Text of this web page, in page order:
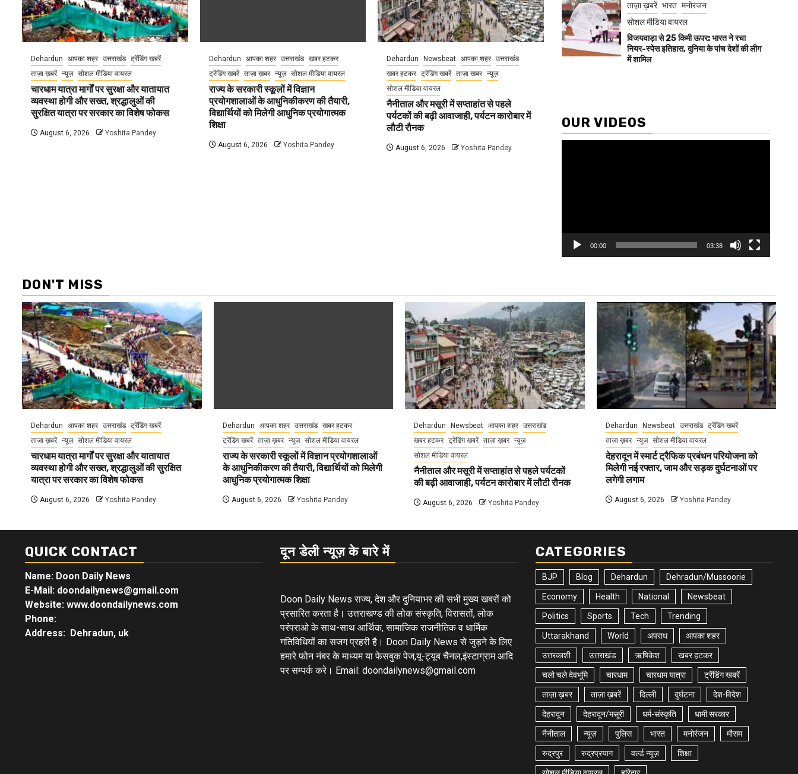
Dehardun आपका शहर उत्तराखंड ट्रेंडिंग खबरें
ताज़ा ख़बरें न्यूज़ सोशल मीडिया वायरल
चारधाम यात्रा मार्गों पर सुरक्षा और यातायात
व्यवस्था होगी और सख्त, श्रद्धालुओं की
सुरक्षित यात्रा पर सरकार का विशेष फोकस
August 6, 2026 Yoshita Pandey
Dehardun आपका शहर उत्तराखंड खबर हटकर
ट्रेंडिंग खबरें ताज़ा ख़बर न्यूज़ सोशल मीडिया वायरल
राज्य के सरकारी स्कूलों में विज्ञान
प्रयोगशालाओं के आधुनिकीकरण की तैयारी,
विद्यार्थियों को मिलेगी आधुनिक प्रयोगात्मक
शिक्षा
August 6, 2026 Yoshita Pandey
Dehardun Newsbeat आपका शहर उत्तराखंड
खबर हटकर ट्रेंडिंग खबरें ताज़ा ख़बर न्यूज़
सोशल मीडिया वायरल
नैनीताल और मसूरी में सप्ताहांत से पहले
पर्यटकों की बढ़ी आवाजाही, पर्यटन कारोबार में
लौटी रौनक
August 6, 2026 Yoshita Pandey
ताज़ा ख़बरें भारत मनोरंजन
सोशल मीडिया वायरल
विजयवाड़ा से 25 किमी ऊपर: भारत ने रचा
नियर-स्पेस इतिहास, दुनिया के पांच देशों की लीग
में शामिल
OUR VIDEOS
00:00 03:38
DON'T MISS
Dehardun आपका शहर उत्तराखंड ट्रेंडिंग खबरें
ताज़ा ख़बरें न्यूज़ सोशल मीडिया वायरल
चारधाम यात्रा मार्गों पर सुरक्षा और यातायात
व्यवस्था होगी और सख्त, श्रद्धालुओं की सुरक्षित
यात्रा पर सरकार का विशेष फोकस
August 6, 2026 Yoshita Pandey
Dehardun आपका शहर उत्तराखंड
खबर हटकर
ट्रेंडिंग खबरें
ताज़ा ख़बर न्यूज़ सोशल मीडिया वायरल
राज्य के सरकारी स्कूलों में विज्ञान प्रयोगशालाओं
के आधुनिकीकरण की तैयारी, विद्यार्थियों को मिलेगी
आधुनिक प्रयोगात्मक शिक्षा
August 6, 2026 Yoshita Pandey
Dehardun Newsbeat आपका शहर उत्तराखंड
खबर हटकर ट्रेंडिंग खबरें ताज़ा ख़बर न्यूज़
सोशल मीडिया वायरल
नैनीताल और मसूरी में सप्ताहांत से पहले पर्यटकों
की बढ़ी आवाजाही, पर्यटन कारोबार में लौटी रौनक
August 6, 2026 Yoshita Pandey
Dehardun Newsbeat उत्तराखंड
ट्रेंडिंग खबरें
ताज़ा ख़बर
न्यूज़ सोशल मीडिया वायरल
देहरादून में स्मार्ट ट्रैफिक प्रबंधन परियोजना को
मिलेगी नई रफ्तार, जाम और सड़क दुर्घटनाओं पर
लगेगी लगाम
August 6, 2026 Yoshita Pandey
QUICK CONTACT
Name: Doon Daily News
E-Mail: doondailynews@gmail.com
Website: www.doondailynews.com
Phone:
Address: Dehradun, uk
दून डेली न्यूज़ के बारे में
Doon Daily News राज्य, देश और दुनियाभर की सभी मुख्य खबरों को
प्रसारित करता है। उत्तराखण्ड की लोक संस्कृति, विरासतों, लोक
परंपराओ के साथ-साथ आर्थिक, सामाजिक राजनीतिक व धार्मिक
गतिविधियों का सजग प्रहरी है। Doon Daily News से जुड़ने के लिए
हमारे फोन नंबर के माध्यम या फेसबुक पेज,यू-ट्यूब चैनल,इंस्टाग्राम आदि
पर सम्पर्क करे। Email: doondailynews@gmail.com
CATEGORIES
BJP Blog Dehardun Dehradun/Mussoorie
Economy Health National Newsbeat
Politics Sports Tech Trending
Uttarakhand World अपराध आपका शहर
उत्तरकाशी उत्तराखंड ऋषिकेश खबर हटकर
चलो चले देवभूमि चारधाम चारधाम यात्रा ट्रेंडिंग खबरें
ताज़ा ख़बर ताज़ा ख़बरें दिल्ली दुर्घटना देश-विदेश
देहरादून देहरादून/मसूरी धर्म-संस्कृति धामी सरकार
नैनीताल न्यूज़ पुलिस भारत मनोरंजन मौसम
रुद्रपुर रुद्रप्रयाग वर्ल्ड न्यूज़ शिक्षा